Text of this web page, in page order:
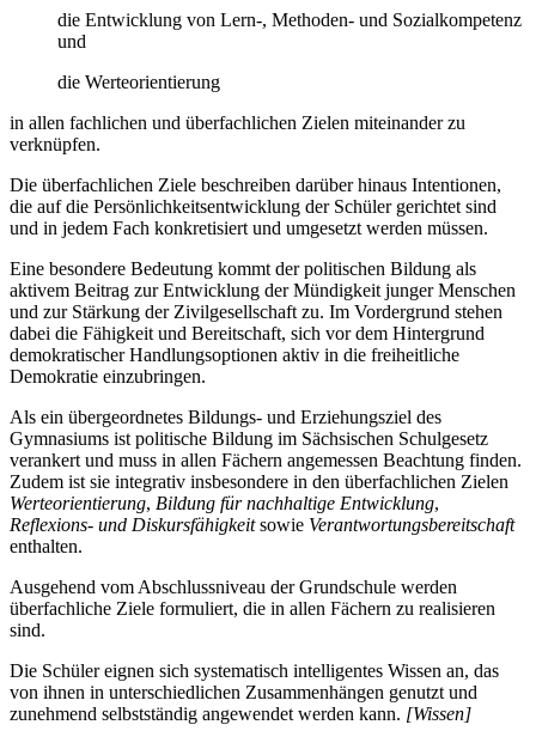
die Entwicklung von Lern-, Methoden- und Sozialkompetenz
und
die Werteorientierung
in allen fachlichen und überfachlichen Zielen miteinander zu
verknüpfen.
Die überfachlichen Ziele beschreiben darüber hinaus Intentionen,
die auf die Persönlichkeitsentwicklung der Schüler gerichtet sind
und in jedem Fach konkretisiert und umgesetzt werden müssen.
Eine besondere Bedeutung kommt der politischen Bildung als
aktivem Beitrag zur Entwicklung der Mündigkeit junger Menschen
und zur Stärkung der Zivilgesellschaft zu. Im Vordergrund stehen
dabei die Fähigkeit und Bereitschaft, sich vor dem Hintergrund
demokratischer Handlungsoptionen aktiv in die freiheitliche
Demokratie einzubringen.
Als ein übergeordnetes Bildungs- und Erziehungsziel des
Gymnasiums ist politische Bildung im Sächsischen Schulgesetz
verankert und muss in allen Fächern angemessen Beachtung finden.
Zudem ist sie integrativ insbesondere in den überfachlichen Zielen
Werteorientierung, Bildung für nachhaltige Entwicklung,
Reflexions- und Diskursfähigkeitsowie Verantwortungsbereitschaft
enthalten.
Ausgehend vom Abschlussniveau der Grundschule werden
überfachliche Ziele formuliert, die in allen Fächern zu realisieren
sind.
Die Schüler eignen sich systematisch intelligentes Wissen an, das
von ihnen in unterschiedlichen Zusammenhängen genutzt und
zunehmend selbstständig angewendet werden kann. [Wissen]